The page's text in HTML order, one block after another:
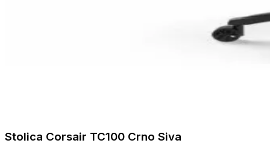
Stolica Corsair TC100 Crno Siva